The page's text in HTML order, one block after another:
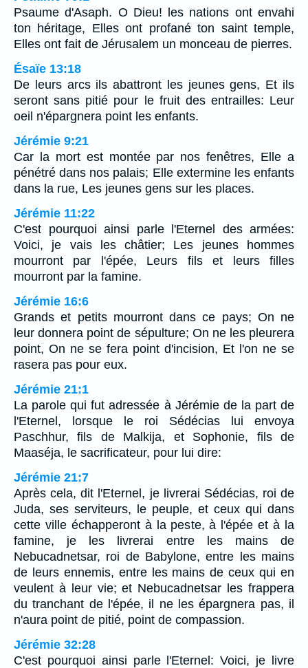
Psaume d'Asaph. O Dieu! les nations ont envahi
ton héritage, Elles ont profané ton saint temple,
Elles ont fait de Jérusalem un monceau de pierres.
Ésaïe 13:18
De leurs arcs ils abattront les jeunes gens, Et ils
seront sans pitié pour le fruit des entrailles: Leur
oeil n'épargnera point les enfants.
Jérémie 9:21
Car la mort est montée par nos fenêtres, Elle a
pénétré dans nos palais; Elle extermine les enfants
dans la rue, Les jeunes gens sur les places.
Jérémie 11:22
C'est pourquoi ainsi parle l'Eternel des armées:
Voici, je vais les châtier; Les jeunes hommes
mourront par l'épée, Leurs fils et leurs filles
mourront par la famine.
Jérémie 16:6
Grands et petits mourront dans ce pays; On ne
leur donnera point de sépulture; On ne les pleurera
point, On ne se fera point d'incision, Et l'on ne se
rasera pas pour eux.
Jérémie 21:1
La parole qui fut adressée à Jérémie de la part de
l'Eternel, lorsque le roi Sédécias lui envoya
Paschhur, fils de Malkija, et Sophonie, fils de
Maaséja, le sacrificateur, pour lui dire:
Jérémie 21:7
Après cela, dit l'Eternel, je livrerai Sédécias, roi de
Juda, ses serviteurs, le peuple, et ceux qui dans
cette ville échapperont à la peste, à l'épée et à la
famine, je les livrerai entre les mains de
Nebucadnetsar, roi de Babylone, entre les mains
de leurs ennemis, entre les mains de ceux qui en
veulent à leur vie; et Nebucadnetsar les frappera
du tranchant de l'épée, il ne les épargnera pas, il
n'aura point de pitié, point de compassion.
Jérémie 32:28
C'est pourquoi ainsi parle l'Eternel: Voici, je livre